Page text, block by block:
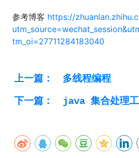
参考博客 https://
tm_oi=27711284183040
上一篇：
多线程编程
下一篇：
java 集合处理